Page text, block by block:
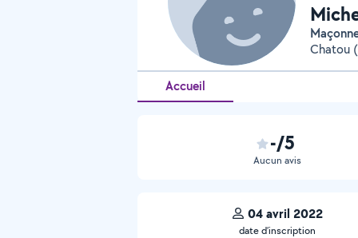
Chatou
Accueil
-/5
Aucun avis
04 avril 2022
date d’inscription